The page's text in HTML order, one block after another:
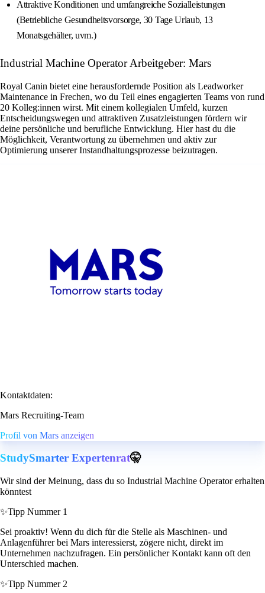
Attraktive Konditionen und umfangreiche Sozialleistungen
(Betriebliche Gesundheitsvorsorge, 30 Tage Urlaub, 13
Monatsgehälter, uvm.)
Industrial Machine Operator Arbeitgeber: Mars
Royal Canin bietet eine herausfordernde Position als Leadworker
Maintenance in Frechen, wo du Teil eines engagierten Teams von rund
20 Kolleg:innen wirst. Mit einem kollegialen Umfeld, kurzen
Entscheidungswegen und attraktiven Zusatzleistungen fördern wir
deine persönliche und berufliche Entwicklung. Hier hast du die
Möglichkeit, Verantwortung zu übernehmen und aktiv zur
Optimierung unserer Instandhaltungsprozesse beizutragen.
Kontaktdaten:
Mars Recruiting-Team
Profil von Mars anzeigen
StudySmarter Expertenrat🤫
Wir sind der Meinung, dass du so Industrial Machine Operator erhalten
könntest
✨Tipp Nummer 1
Sei proaktiv! Wenn du dich für die Stelle als Maschinen- und
Anlagenführer bei Mars interessierst, zögere nicht, direkt im
Unternehmen nachzufragen. Ein persönlicher Kontakt kann oft den
Unterschied machen.
✨Tipp Nummer 2